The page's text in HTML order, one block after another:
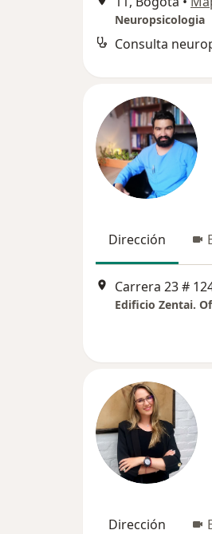
Neuropsicologia
Consulta
Dirección
Carrera 23 #
Dirección